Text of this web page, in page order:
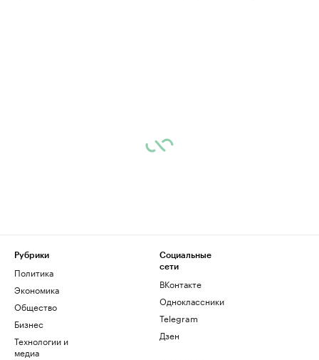
Рубрики
Политика
Экономика
Общество
Бизнес
Технологии и
медиа
Социальные
сети
ВКонтакте
Одноклассники
Telegram
Дзен